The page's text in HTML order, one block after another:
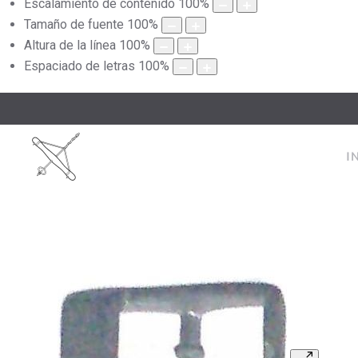
Escalamiento de contenido 100%
Tamaño de fuente 100%
Altura de la línea 100%
Espaciado de letras 100%